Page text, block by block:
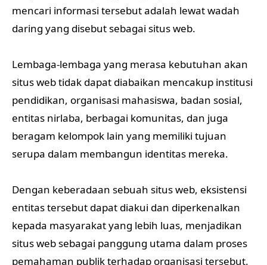
mencari informasi tersebut adalah lewat wadah
daring yang disebut sebagai situs web.
Lembaga-lembaga yang merasa kebutuhan akan
situs web tidak dapat diabaikan mencakup institusi
pendidikan, organisasi mahasiswa, badan sosial,
entitas nirlaba, berbagai komunitas, dan juga
beragam kelompok lain yang memiliki tujuan
serupa dalam membangun identitas mereka.
Dengan keberadaan sebuah situs web, eksistensi
entitas tersebut dapat diakui dan diperkenalkan
kepada masyarakat yang lebih luas, menjadikan
situs web sebagai panggung utama dalam proses
pemahaman publik terhadap organisasi tersebut.